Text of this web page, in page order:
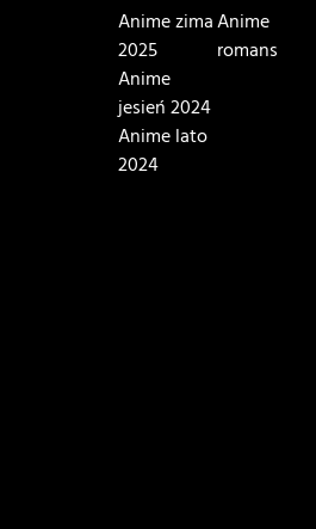
Anime zima
2025
Anime
jesień 2024
Anime lato
2024
Anime
romans